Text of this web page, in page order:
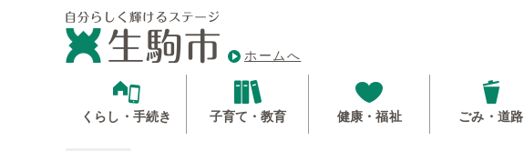
ホームへ
くらし・手続き 子育て・教育 健康・福祉 ごみ・道路